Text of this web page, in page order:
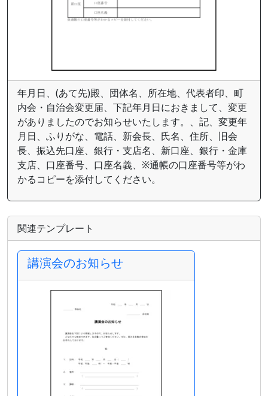
年月日、(あて先)殿、団体名、所在地、代表者印、町
内会・自治会変更届、下記年月日におきまして、変更
がありましたのでお知らせいたします。、記、変更年
月日、ふりがな、電話、新会長、氏名、住所、旧会
長、振込先口座、銀行・支店名、新口座、銀行・金庫
支店、口座番号、口座名義、※通帳の口座番号等がわ
かるコピーを添付してください。
関連テンプレート
講演会のお知らせ